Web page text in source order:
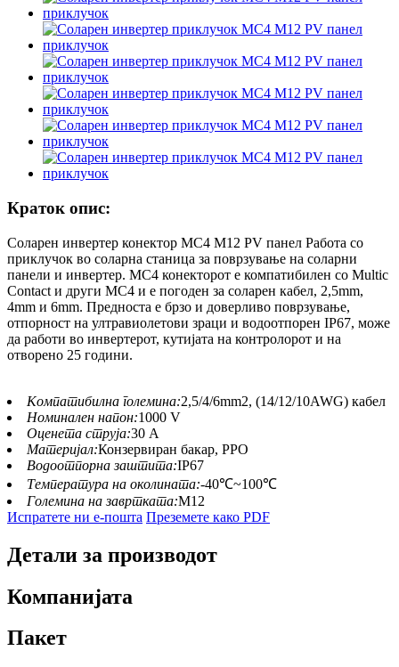
Краток опис:
Соларен инвертер конектор MC4 M12 PV панел Работа со
приклучок во соларна станица за поврзување на соларни
панели и инвертер. MC4 конекторот е компатибилен со Multic
Contact и други MC4 и е погоден за соларен кабел, 2,5mm,
4mm и 6mm. Предноста е брзо и доверливо поврзување,
отпорност на ултравиолетови зраци и водоотпорен IP67, може
да работи во инвертерот, кутијата на контролорот и на
отворено 25 години.
Компатибилна големина:2,5/4/6mm2, (14/12/10AWG) кабел
Номинален напон:1000 V
Оценета струја:30 А
Материјал:Конзервиран бакар, PPO
Водоотпорна заштита:IP67
Температура на околината:-40℃~100℃
Големина на завртката:М12
Испратете ни е-пошта Преземете како PDF
Детали за производот
Компанијата
Пакет